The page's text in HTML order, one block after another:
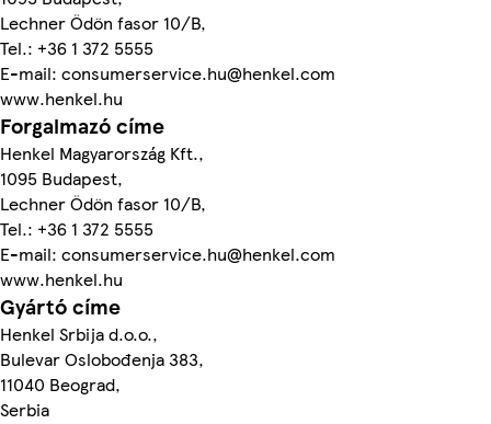
Lechner Ödön fasor 10/B,
Tel.: +36 1 372 5555
E-mail: consumerservice.hu@henkel.com
www.henkel.hu
Forgalmazó címe
Henkel Magyarország Kft.,
1095 Budapest,
Lechner Ödön fasor 10/B,
Tel.: +36 1 372 5555
E-mail: consumerservice.hu@henkel.com
www.henkel.hu
Gyártó címe
Henkel Srbija d.o.o.,
Bulevar Oslobođenja 383,
11040 Beograd,
Serbia